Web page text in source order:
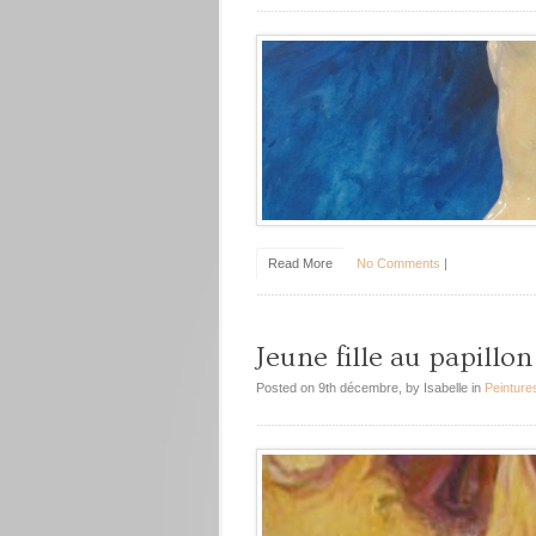
Read More No Comments |
Jeune fille au papillon
Posted on 9th décembre, by Isabelle in